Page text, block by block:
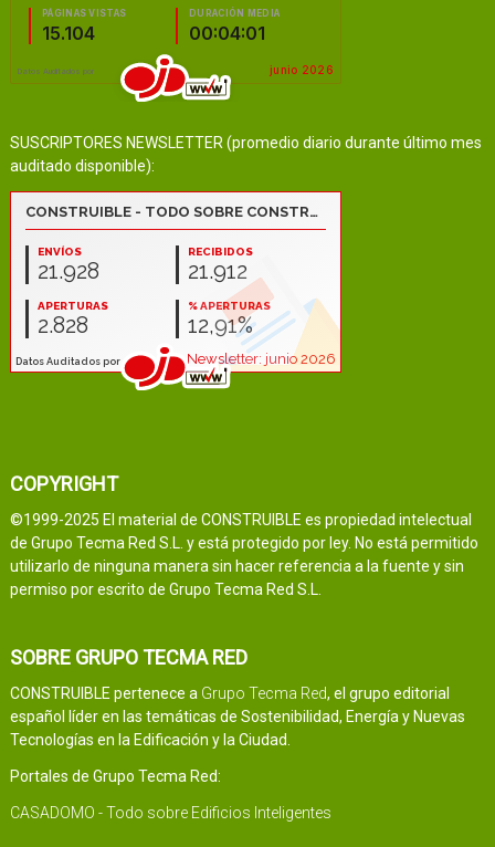
SUSCRIPTORES NEWSLETTER (promedio diario durante último mes
auditado disponible):
COPYRIGHT
©1999-2025 El material de CONSTRUIBLE es propiedad intelectual
de Grupo Tecma Red S.L. y está protegido por ley. No está permitido
utilizarlo de ninguna manera sin hacer referencia a la fuente y sin
permiso por escrito de Grupo Tecma Red S.L.
SOBRE GRUPO TECMA RED
CONSTRUIBLE pertenece a Grupo Tecma Red, el grupo editorial
español líder en las temáticas de Sostenibilidad, Energía y Nuevas
Tecnologías en la Edificación y la Ciudad.
Portales de Grupo Tecma Red:
CASADOMO - Todo sobre Edificios Inteligentes